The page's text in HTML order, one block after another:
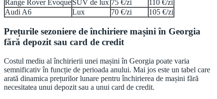
Range Rover EvoqueSUV de lux 75 €/zi
110 €/zi
Audi A6
Lux 70 €/zi 105 €/zi
Prețurile sezoniere de închiriere mașini în Georgia
fără depozit sau card de credit
Costul mediu al închirierii unei mașini în Georgia poate varia
semnificativ în funcție de perioada anului. Mai jos este un tabel care
arată dinamica prețurilor lunare pentru închirierea de mașini fără
necesitatea unui depozit sau a unui card de credit.